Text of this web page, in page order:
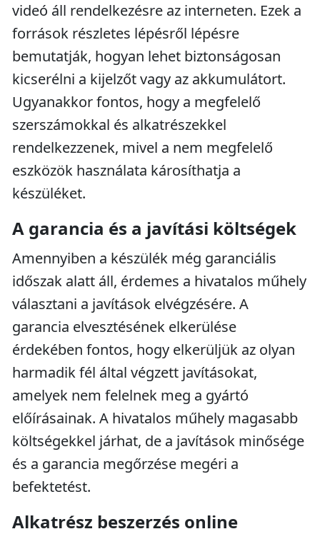
videó áll rendelkezésre az interneten. Ezek a
források részletes lépésről lépésre
bemutatják, hogyan lehet biztonságosan
kicserélni a kijelzőt vagy az akkumulátort.
Ugyanakkor fontos, hogy a megfelelő
szerszámokkal és alkatrészekkel
rendelkezzenek, mivel a nem megfelelő
eszközök használata károsíthatja a
készüléket.
A garancia és a javítási költségek
Amennyiben a készülék még garanciális
időszak alatt áll, érdemes a hivatalos műhely
választani a javítások elvégzésére. A
garancia elvesztésének elkerülése
érdekében fontos, hogy elkerüljük az olyan
harmadik fél által végzett javításokat,
amelyek nem felelnek meg a gyártó
előírásainak. A hivatalos műhely magasabb
költségekkel járhat, de a javítások minősége
és a garancia megőrzése megéri a
befektetést.
Alkatrész beszerzés online